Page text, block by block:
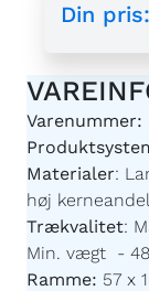
Din pris:
Varenummer:
Materialer:
høj
Trækvalitet:
Min. vægt -
Ramme: 57 x